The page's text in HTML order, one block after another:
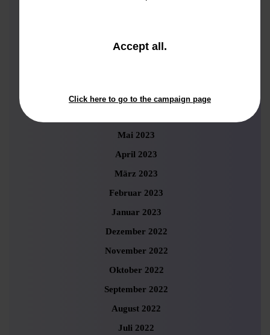
Juli 2023
Mai 2023
April 2023
März 2023
Februar 2023
Januar 2023
Dezember 2022
November 2022
Oktober 2022
September 2022
August 2022
Juli 2022
Accept all and
.
Click here to go to the campaign page